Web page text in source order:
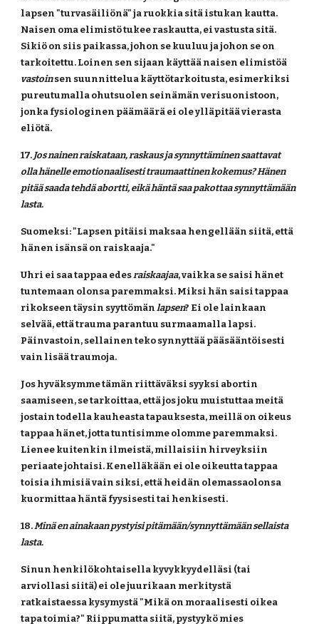
lapsen "turvasäiliönä" ja ruokkia sitä istukan kautta.
Naisen oma elimistö tukee raskautta, ei vastusta sitä.
Sikiö on siis paikassa, johon se kuuluu ja johon se on
vastoin sen suunnittelua käyttötarkoitusta, esimerkiksi
pureutumalla ohutsuolen seinämän verisuonistoon,
jonka fysiologinen päämäärä ei ole ylläpitää vierasta
eliötä.
17. Jos nainen raiskataan, raskaus ja synnyttäminen saattavat
olla hänelle emotionaalisesti traumaattinen kokemus? Hänen
pitää saada tehdä abortti, eikä häntä saa pakottaa synnyttämään
lasta.
Suomeksi: "Lapsen pitäisi maksaa hengellään siitä, että
hänen isänsä on raiskaaja."
Uhri ei saa tappaa edes raiskaajaa, vaikka se saisi hänet
tuntemaan olonsa paremmaksi. Miksi hän saisi tappaa
rikokseen täysin syyttömän lapsen? Ei ole lainkaan
selvää, että trauma parantuu surmaamalla lapsi.
Päinvastoin, sellainen teko synnyttää pääsääntöisesti
vain lisää traumoja.
Jos hyväksymme tämän riittäväksi syyksi abortin
saamiseen, se tarkoittaa, että jos joku muistuttaa meitä
jostain todella kauheasta tapauksesta, meillä on oikeus
tappaa hänet, jotta tuntisimme olomme paremmaksi.
Lienee kuitenkin ilmeistä, millaisiin hirveyksiin
periaate johtaisi. Kenelläkään ei ole oikeutta tappaa
toisia ihmisiä vain siksi, että heidän olemassaolonsa
kuormittaa häntä fyysisesti tai henkisesti.
18. Minä en ainakaan pystyisi pitämään/synnyttämään sellaista
lasta.
Sinun henkilökohtaisella kyvykkyydelläsi (tai
arviollasi siitä) ei ole juurikaan merkitystä
ratkaistaessa kysymystä "Mikä on moraalisesti oikea
tapa toimia?" Riippumatta siitä, pystyykö mies